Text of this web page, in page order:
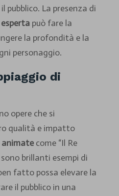
pubblico. La presenza di
può fare la
la profondità e la
personaggio.
di
opere che si
qualità e impatto
animatecome “Il Re
sono brillanti esempi di
fatto possa elevare la
il pubblico in una